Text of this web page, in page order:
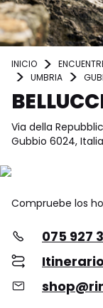
INICIO
UMBRIA
Via della
Gubbio 6024, Italia
Compruebe los
075 927
Itinerario